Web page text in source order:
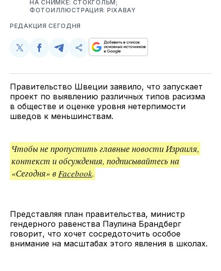
НА СНИМКЕ: СТОКГОЛЬМ;
ФОТОИЛЛЮСТРАЦИЯ: PIXABAY
РЕДАКЦИЯ СЕГОДНЯ
Поделиться
Twitter
Поделиться
Facebook
Поделиться
Telegram
Скопируйте
поделитесь
ссылкой
Правительство Швеции заявило, что запускает
проект по выявлению различных типов расизма
в обществе и оценке уровня нетерпимости
шведов к меньшинствам.
Чтобы не пропустить главные новости Израиля,
контекст и обсуждения, подписывайтесь на
«Сегодня» вFacebook.
Представляя план правительства, министр
гендерного равенства Паулина Брандберг
говорит, что хочет сосредоточить особое
внимание на масштабах этого явления в школах.